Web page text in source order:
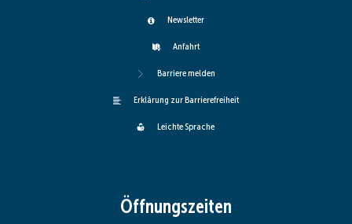
Newsletter
Anfahrt
Barriere melden
Erklärung zur Barrierefreiheit
Leichte Sprache
Öffnungszeiten